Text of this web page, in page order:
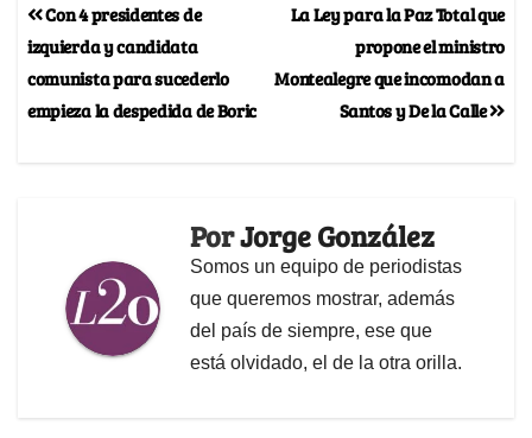
La Ley para la Paz Total que
propone el ministro
Montealegre que incomodan a
Santos y De la Calle
Con 4 presidentes de
izquierda y candidata
comunista para sucederlo
empieza la despedida de Boric
PorJorge González
Somos un equipo de periodistas
que queremos mostrar, además
del país de siempre, ese que
está olvidado, el de la otra orilla.